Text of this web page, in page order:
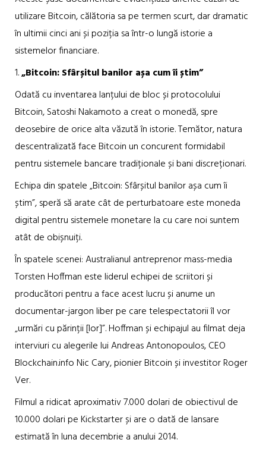
utilizare Bitcoin, călătoria sa pe termen scurt, dar dramatic
în ultimii cinci ani și poziția sa într-o lungă istorie a
sistemelor financiare.
1.„Bitcoin: Sfârșitul banilor așa cum îi știm”
Odată cu inventarea lanțului de bloc și protocolului
Bitcoin, Satoshi Nakamoto a creat o monedă, spre
deosebire de orice alta văzută în istorie. Temător, natura
descentralizată face Bitcoin un concurent formidabil
pentru sistemele bancare tradiționale și bani discreționari.
Echipa din spatele „Bitcoin: Sfârșitul banilor așa cum îi
știm”, speră să arate cât de perturbatoare este moneda
digital pentru sistemele monetare la cu care noi suntem
atât de obișnuiți.
În spatele scenei: Australianul antreprenor mass-media
Torsten Hoffman este liderul echipei de scriitori și
producători pentru a face acest lucru și anume un
documentar-jargon liber pe care telespectatorii îl vor
„urmări cu părinții [lor]”. Hoffman și echipajul au filmat deja
interviuri cu alegerile lui Andreas Antonopoulos, CEO
Blockchain.info Nic Cary, pionier Bitcoin și investitor Roger
Ver.
Filmul a ridicat aproximativ 7.000 dolari de obiectivul de
10.000 dolari pe Kickstarter și are o dată de lansare
estimată în luna decembrie a anului 2014.